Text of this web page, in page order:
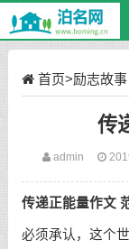
首页>励志故事
传
admin
传递正能量作文
必须承认，这个